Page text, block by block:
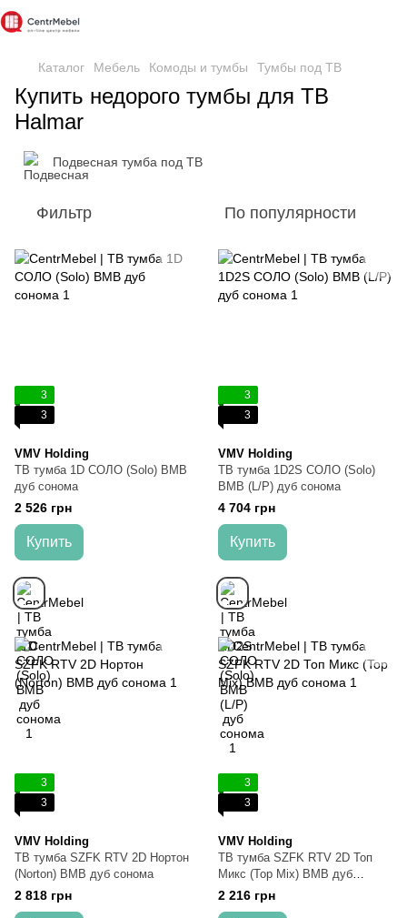
Каталог Мебель Комоды и тумбы Тумбы под ТВ
Купить недорого тумбы для ТВ
Halmar
Подвесная тумба под ТВ
Фильтр По популярности
3
3
VMV Holding
ТВ тумба 1D СОЛО (Solo) ВМВ
дуб сонома
2 526 грн
Купить
3
3
VMV Holding
ТВ тумба 1D2S СОЛО (Solo)
ВМВ (L/P) дуб сонома
4 704 грн
Купить
3
3
VMV Holding
ТВ тумба SZFK RTV 2D Нортон
(Norton) ВМВ дуб сонома
2 818 грн
3
3
VMV Holding
ТВ тумба SZFK RTV 2D Топ
Микс (Top Mix) ВМВ дуб
сонома
2 216 грн